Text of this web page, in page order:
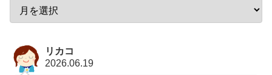
リカコ
2026.06.19